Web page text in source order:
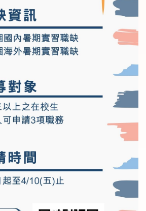
【2024遠東實習A計畫】新增遠通
電收儲備人才職缺1名(112/10/3)
【2024遠東實習A計畫】將舉辦三
場企業特輯，由企業來做實習職缺
【2024遠東實習A計畫】將於112
年10月11日(三)舉辦第二場說明
會，活動認列多元時數，歡迎報
名!(112/9/25)
歡迎報名~(2025/3/4)